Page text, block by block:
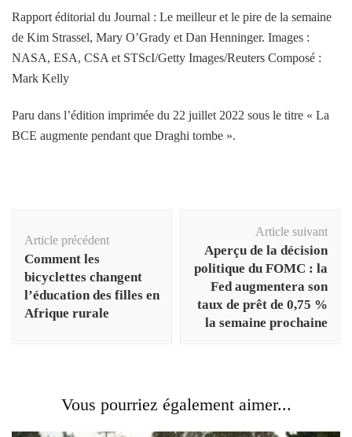
Rapport éditorial du Journal : Le meilleur et le pire de la semaine
de Kim Strassel, Mary O’Grady et Dan Henninger. Images :
NASA, ESA, CSA et STScI/Getty Images/Reuters Composé :
Mark Kelly
Paru dans l’édition imprimée du 22 juillet 2022 sous le titre « La
BCE augmente pendant que Draghi tombe ».
d'article
Article précédent
Comment les
bicyclettes changent
l’éducation des filles en
Afrique rurale
Article suivant
Aperçu de la décision
politique du FOMC : la
Fed augmentera son
taux de prêt de 0,75 %
la semaine prochaine
Vous pourriez également aimer...